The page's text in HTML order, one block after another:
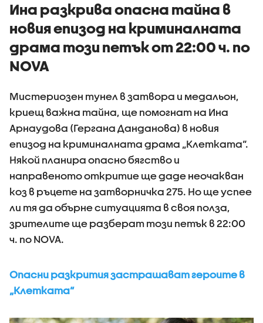
Ина разкрива опасна тайна в
новия епизод на криминалната
драма този петък от 22:00 ч. по
NOVA
Мистериозен тунел в затвора и медальон,
криещ важна тайна, ще помогнат на Ина
Арнаудова (Гергана Данданова) в новия
епизод на криминалната драма „Клетката“.
Някой планира опасно бягство и
направеното откритие ще даде неочакван
коз в ръцете на затворничка 275. Но ще успее
ли тя да обърне ситуацията в своя полза,
зрителите ще разберат този петък в 22:00
ч. по NOVA.
Опасни разкрития застрашават героите в
„Клетката“